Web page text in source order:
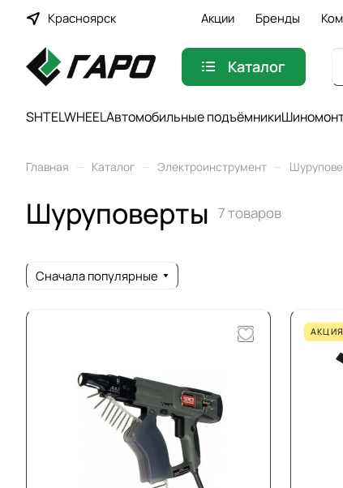
Красноярск Акции Бренды
Каталог
SHTELWHEELАвтомобильные подъёмники
Главная – Каталог – Электроинструмент –
Шуруповерты 7 товаров
Сначала популярные
АКЦИЯ